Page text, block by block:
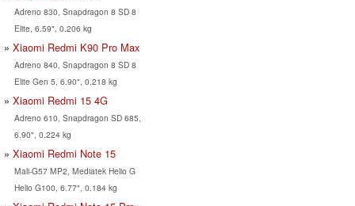
Adreno 830, Snapdragon 8 SD 8
Elite, 6.59", 0.206 kg
Xiaomi Redmi K90 Pro Max
Adreno 840, Snapdragon 8 SD 8
Elite Gen 5, 6.90", 0.218 kg
Xiaomi Redmi 15 4G
Adreno 610, Snapdragon SD 685,
6.90", 0.224 kg
Xiaomi Redmi Note 15
Mali-G57 MP2, Mediatek Helio G
Helio G100, 6.77", 0.184 kg